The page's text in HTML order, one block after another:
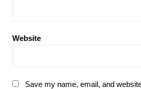
Website
Save my name, email, and